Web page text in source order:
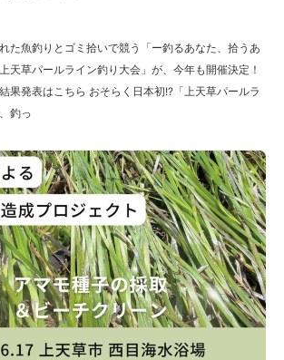
た魚釣りとゴミ拾いで競う「ー釣るあなた、拾うあ
天草パールライン釣り大会」が、今年も開催決定！
果発表はこちら おそらく日本初!?「上天草パールラ
釣っ